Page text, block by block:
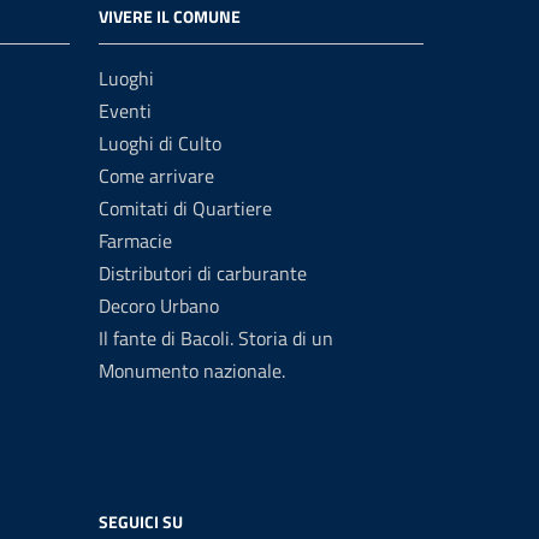
VIVERE IL COMUNE
Luoghi
Eventi
Luoghi di Culto
Come arrivare
Comitati di Quartiere
Farmacie
Distributori di carburante
Decoro Urbano
Il fante di Bacoli. Storia di un
Monumento nazionale.
SEGUICI SU